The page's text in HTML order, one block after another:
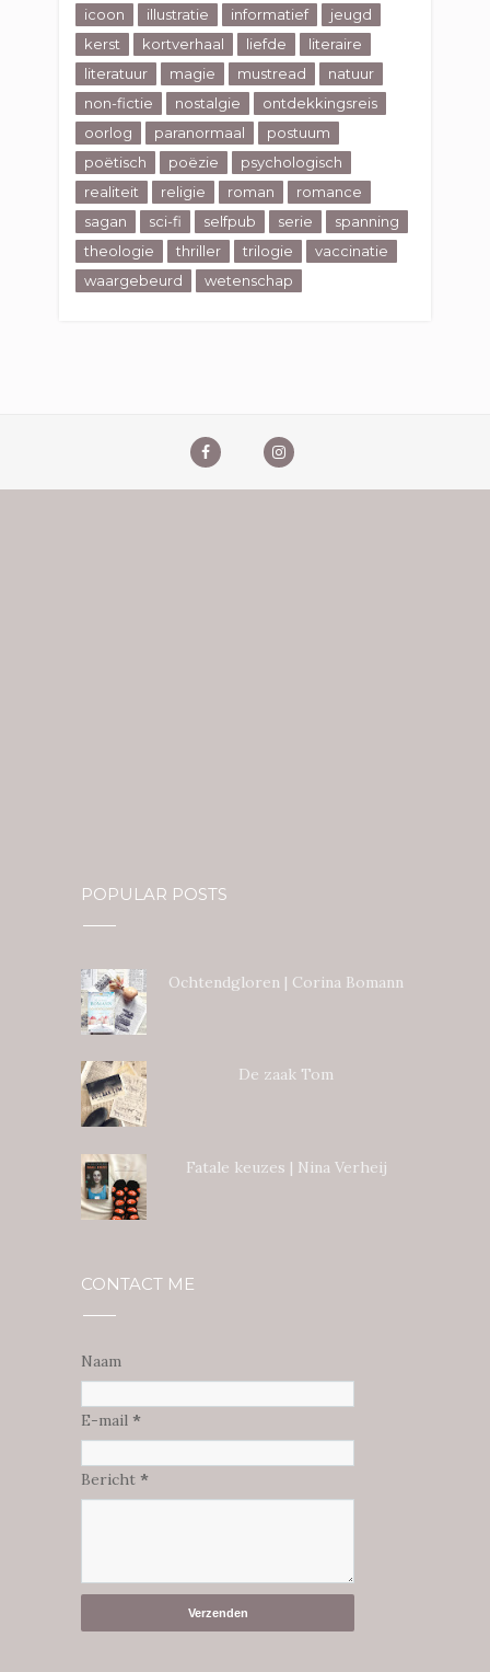
icoon
illustratie informatief
jeugd
kerst
kortverhaal liefde
literaire
literatuur
magie mustread
natuur
non-fictie
nostalgie
ontdekkingsreis
oorlog
paranormaal
postuum
poëtisch
poëzie
psychologisch
realiteit
religie roman
romance
sagan
sci-fi selfpub serie
spanning
theologie
thriller trilogie
vaccinatie
waargebeurd
wetenschap
POPULAR POSTS
Ochtendgloren | Corina Bomann
De zaak Tom
Fatale keuzes | Nina Verheij
CONTACT ME
Naam
E-mail *
Bericht *